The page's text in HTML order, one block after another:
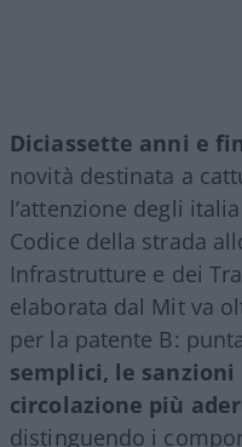
Diciassette anni e
novità destinata a
l’attenzione degli
Codice della strada
Infrastrutture e dei
elaborata dal Mit va
per la patente B:
semplici, le
circolazione più
distinguendo i